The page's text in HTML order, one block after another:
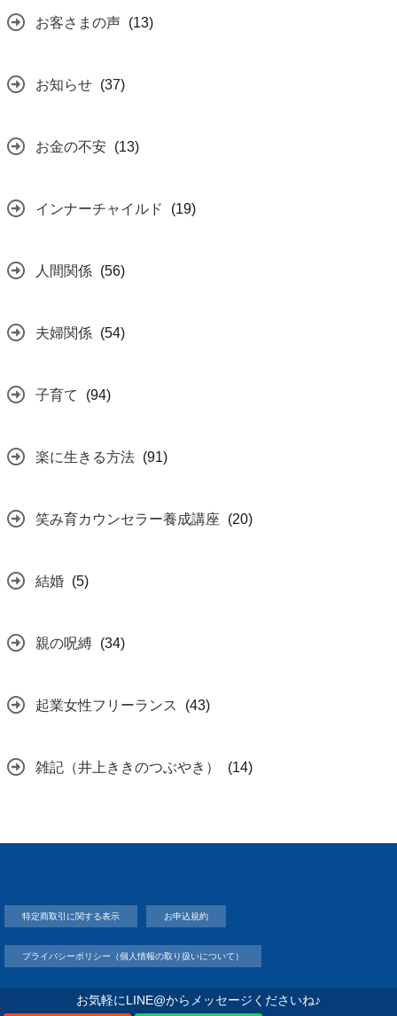
お気軽にLINE@からメッセージくださいね♪
お客さまの声 (13)
お知らせ (37)
お金の不安 (13)
インナーチャイルド (19)
人間関係 (56)
夫婦関係 (54)
子育て (94)
楽に生きる方法 (91)
笑み育カウンセラー養成講座 (20)
結婚 (5)
親の呪縛 (34)
起業女性フリーランス (43)
雑記（井上ききのつぶやき） (14)
特定商取引に関する表示 お申込規約
プライバシーポリシー（個人情報の取り扱いについて）